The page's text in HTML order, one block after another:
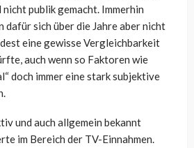
publik gemacht. Immerhin
sich über die Jahre aber nicht
eine gewisse Vergleichbarkeit
auch wenn so Faktoren wie
doch immer eine stark subjektive
und auch allgemein bekannt
im Bereich der TV-Einnahmen.